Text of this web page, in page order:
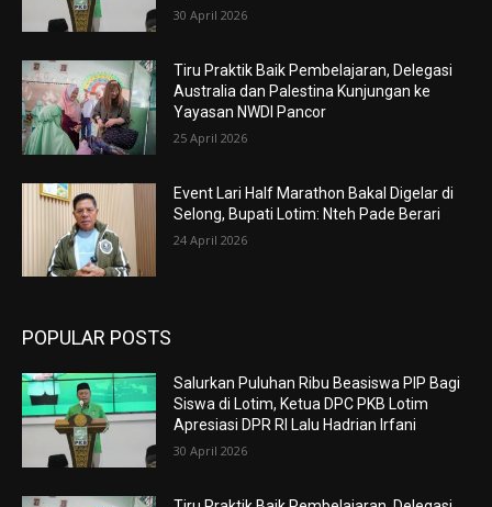
30 April 2026
Tiru Praktik Baik Pembelajaran, Delegasi
Australia dan Palestina Kunjungan ke
Yayasan NWDI Pancor
25 April 2026
Event Lari Half Marathon Bakal Digelar di
Selong, Bupati Lotim: Nteh Pade Berari
24 April 2026
POPULAR POSTS
Salurkan Puluhan Ribu Beasiswa PIP Bagi
Siswa di Lotim, Ketua DPC PKB Lotim
Apresiasi DPR RI Lalu Hadrian Irfani
30 April 2026